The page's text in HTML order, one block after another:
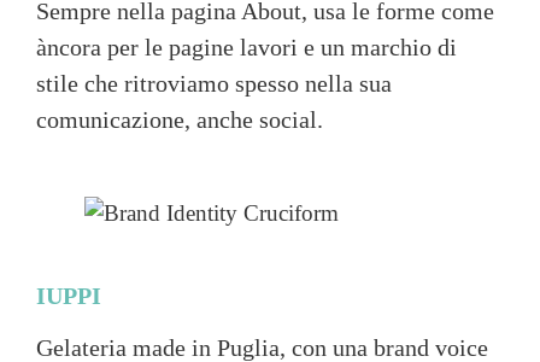
Sempre nella pagina About, usa le forme come
àncora per le pagine lavori e un marchio di
stile che ritroviamo spesso nella sua
comunicazione, anche social.
IUPPI
Gelateria made in Puglia, con una brand voice